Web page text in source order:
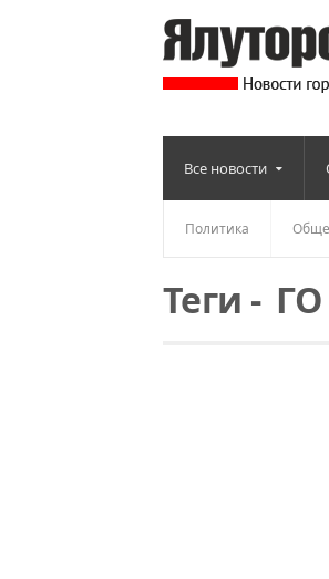
Все новости
Политика
Теги -ГО